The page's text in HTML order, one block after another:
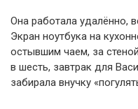
Она работала удалённо,
Экран ноутбука на
остывшим чаем, за
в шесть, завтрак для
забирала внучку